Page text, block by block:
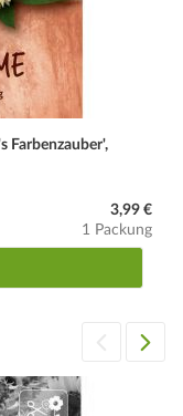
Farbenzauber',
3,99 €
1 Packung